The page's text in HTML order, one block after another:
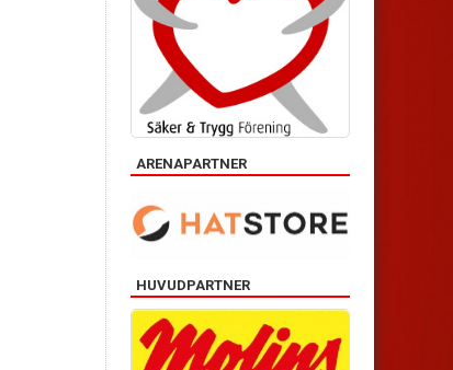
ARENAPARTNER
HUVUDPARTNER